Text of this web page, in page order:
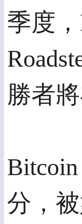
季度
勝者
分，